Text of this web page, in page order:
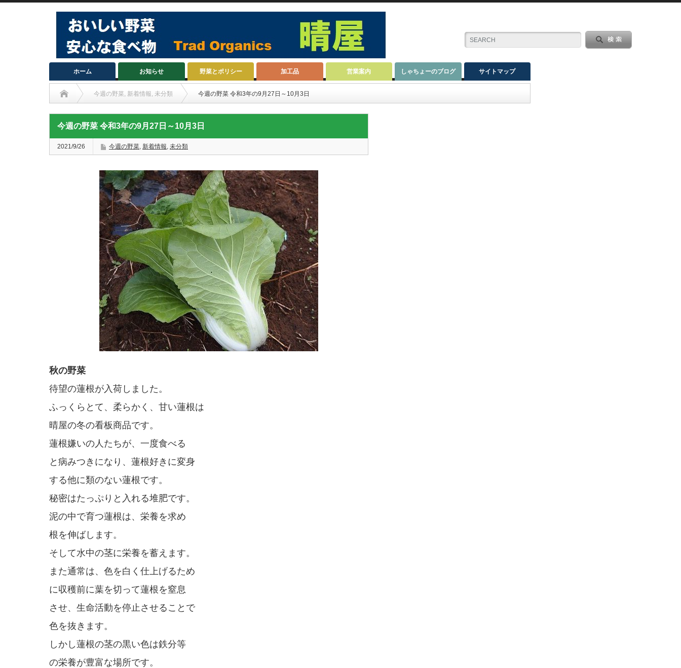
ホーム お知らせ 野菜とポリシー 加工品 営業案内 しゃちょーのブログ サイトマップ
今週の野菜, 新着情報, 未分類 今週の野菜 令和3年の9月27日～10月3日
今週の野菜 令和3年の9月27日～10月3日
2021/9/26 今週の野菜, 新着情報, 未分類
秋の野菜
待望の蓮根が入荷しました。
ふっくらとて、柔らかく、甘い蓮根は
晴屋の冬の看板商品です。
蓮根嫌いの人たちが、一度食べる
と病みつきになり、蓮根好きに変身
する他に類のない蓮根です。
秘密はたっぷりと入れる堆肥です。
泥の中で育つ蓮根は、栄養を求め
根を伸ばします。
そして水中の茎に栄養を蓄えます。
また通常は、色を白く仕上げるため
に収穫前に葉を切って蓮根を窒息
させ、生命活動を停止させることで
色を抜きます。
しかし蓮根の茎の黒い色は鉄分等
の栄養が豊富な場所です。